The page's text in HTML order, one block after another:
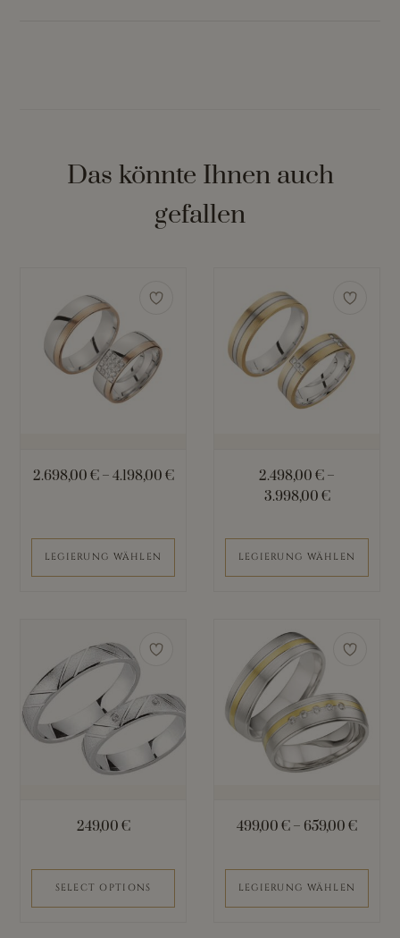
Das könnte Ihnen auch
gefallen
2.698,00 €– 4.198,00 €
LEGIERUNG WÄHLEN
mehrere
Varianten
können
Produktseite
gewählt
werden
2.498,00 € –
3.998,00 €
LEGIERUNG WÄHLEN
Produkt
weist
mehrere
Varianten
Produktseite
gewählt
werden
249,00 €
SELECT OPTIONS
499,00 € – 659,00 €
LEGIERUNG WÄHLEN
Produkt
mehrere
Varianten
können
Produktseite
gewählt